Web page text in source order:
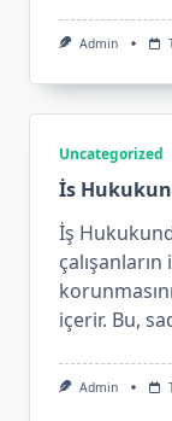
Admin
Uncategorized
İs
İş
içerir. Bu,
Admin